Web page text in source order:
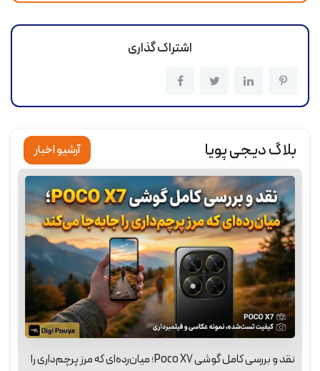
اشتراک گذاری
بلاگ دیجی پویا آرشیو اخبار
نقد و بررسی کامل گوشی Poco X7؛ میان‌رده‌ای که مرز پرچم‌داری را